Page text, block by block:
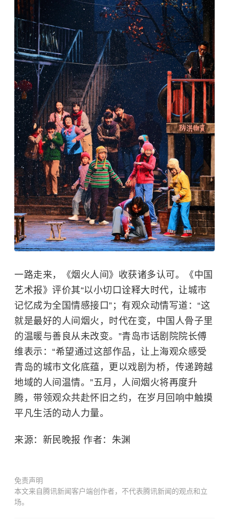
一路走来，《烟火人间》收获诸多认可。《中国
艺术报》评价其“以小切口诠释大时代，让城市
记忆成为全国情感接口”；有观众动情写道：“这
就是最好的人间烟火，时代在变，中国人骨子里
的温暖与善良从未改变。”青岛市话剧院院长傅
维表示：“希望通过这部作品，让上海观众感受
青岛的城市文化底蕴，更以戏剧为桥，传递跨越
地域的人间温情。”五月，人间烟火将再度升
腾，带领观众共赴怀旧之约，在岁月回响中触摸
平凡生活的动人力量。
来源：新民晚报 作者：朱渊
免责声明
本文来自腾讯新闻客户端创作者，不代表腾讯新闻的观点和立
场。